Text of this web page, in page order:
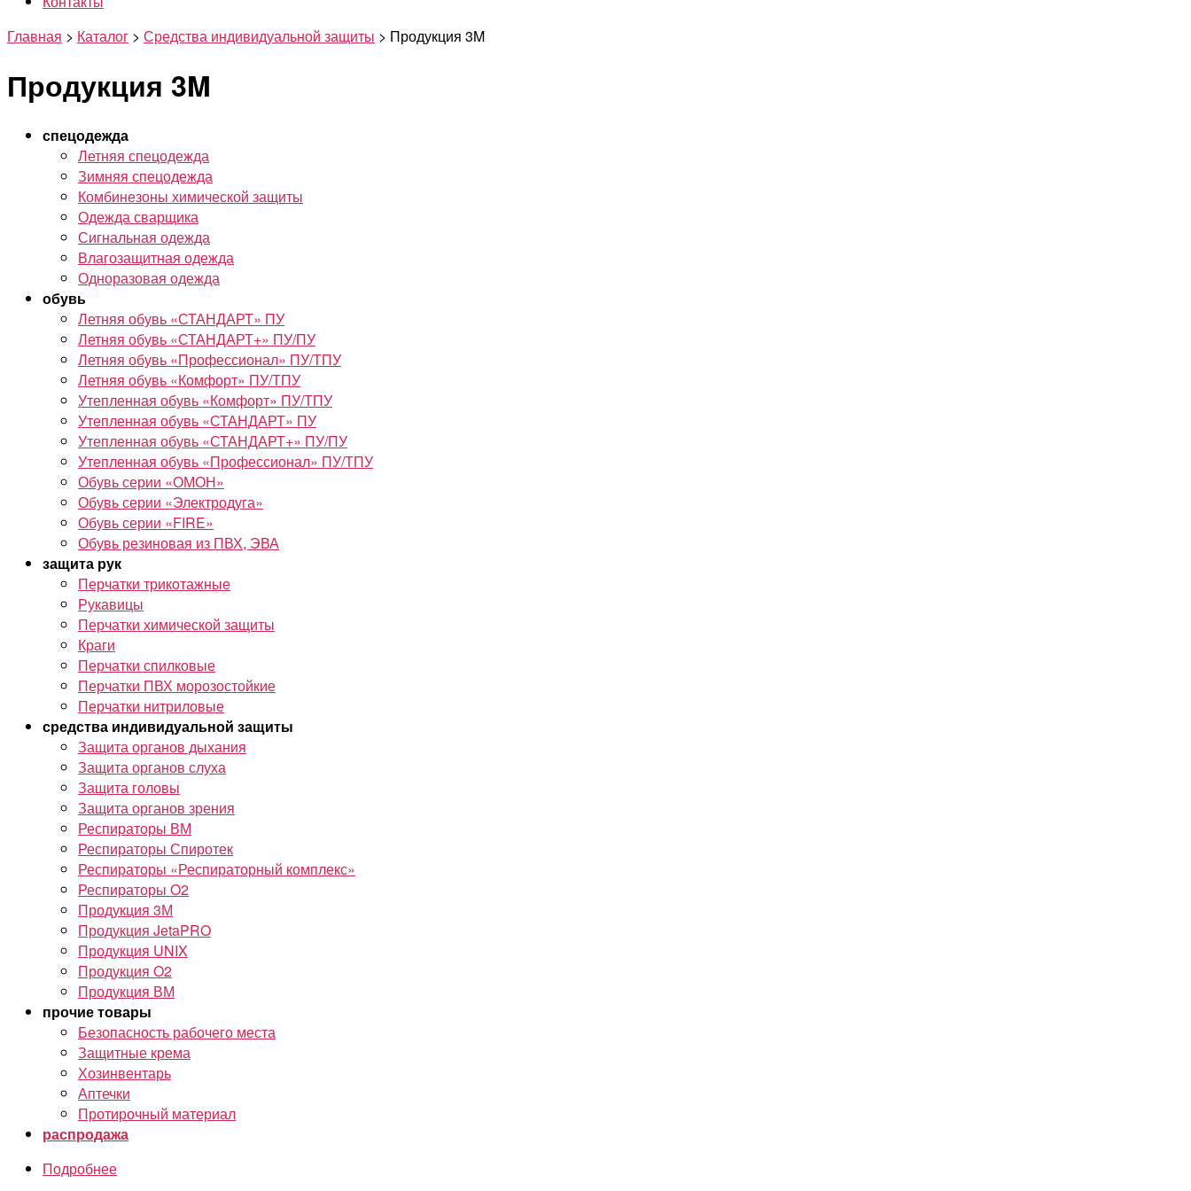
Главная > Каталог > Средства индивидуальной защиты > Продукция 3M
Продукция 3M
спецодежда
Летняя спецодежда
Зимняя спецодежда
Комбинезоны химической защиты
Одежда сварщика
Сигнальная одежда
Влагозащитная одежда
Одноразовая одежда
обувь
Летняя обувь «СТАНДАРТ» ПУ
Летняя обувь «СТАНДАРТ+» ПУ/ПУ
Летняя обувь «Профессионал» ПУ/ТПУ
Летняя обувь «Комфорт» ПУ/ТПУ
Утепленная обувь «Комфорт» ПУ/ТПУ
Утепленная обувь «СТАНДАРТ» ПУ
Утепленная обувь «СТАНДАРТ+» ПУ/ПУ
Утепленная обувь «Профессионал» ПУ/ТПУ
Обувь серии «ОМОН»
Обувь серии «Электродуга»
Обувь серии «FIRE»
Обувь резиновая из ПВХ, ЭВА
защита рук
Перчатки трикотажные
Рукавицы
Перчатки химической защиты
Краги
Перчатки спилковые
Перчатки ПВХ морозостойкие
Перчатки нитриловые
средства индивидуальной защиты
Защита органов дыхания
Защита органов слуха
Защита головы
Защита органов зрения
Респираторы ВМ
Респираторы Спиротек
Респираторы «Респираторный комплекс»
Респираторы O2
Продукция 3М
Продукция JetaPRO
Продукция UNIX
Продукция O2
Продукция ВМ
прочие товары
Безопасность рабочего места
Защитные крема
Хозинвентарь
Аптечки
Протирочный материал
распродажа
Подробнее